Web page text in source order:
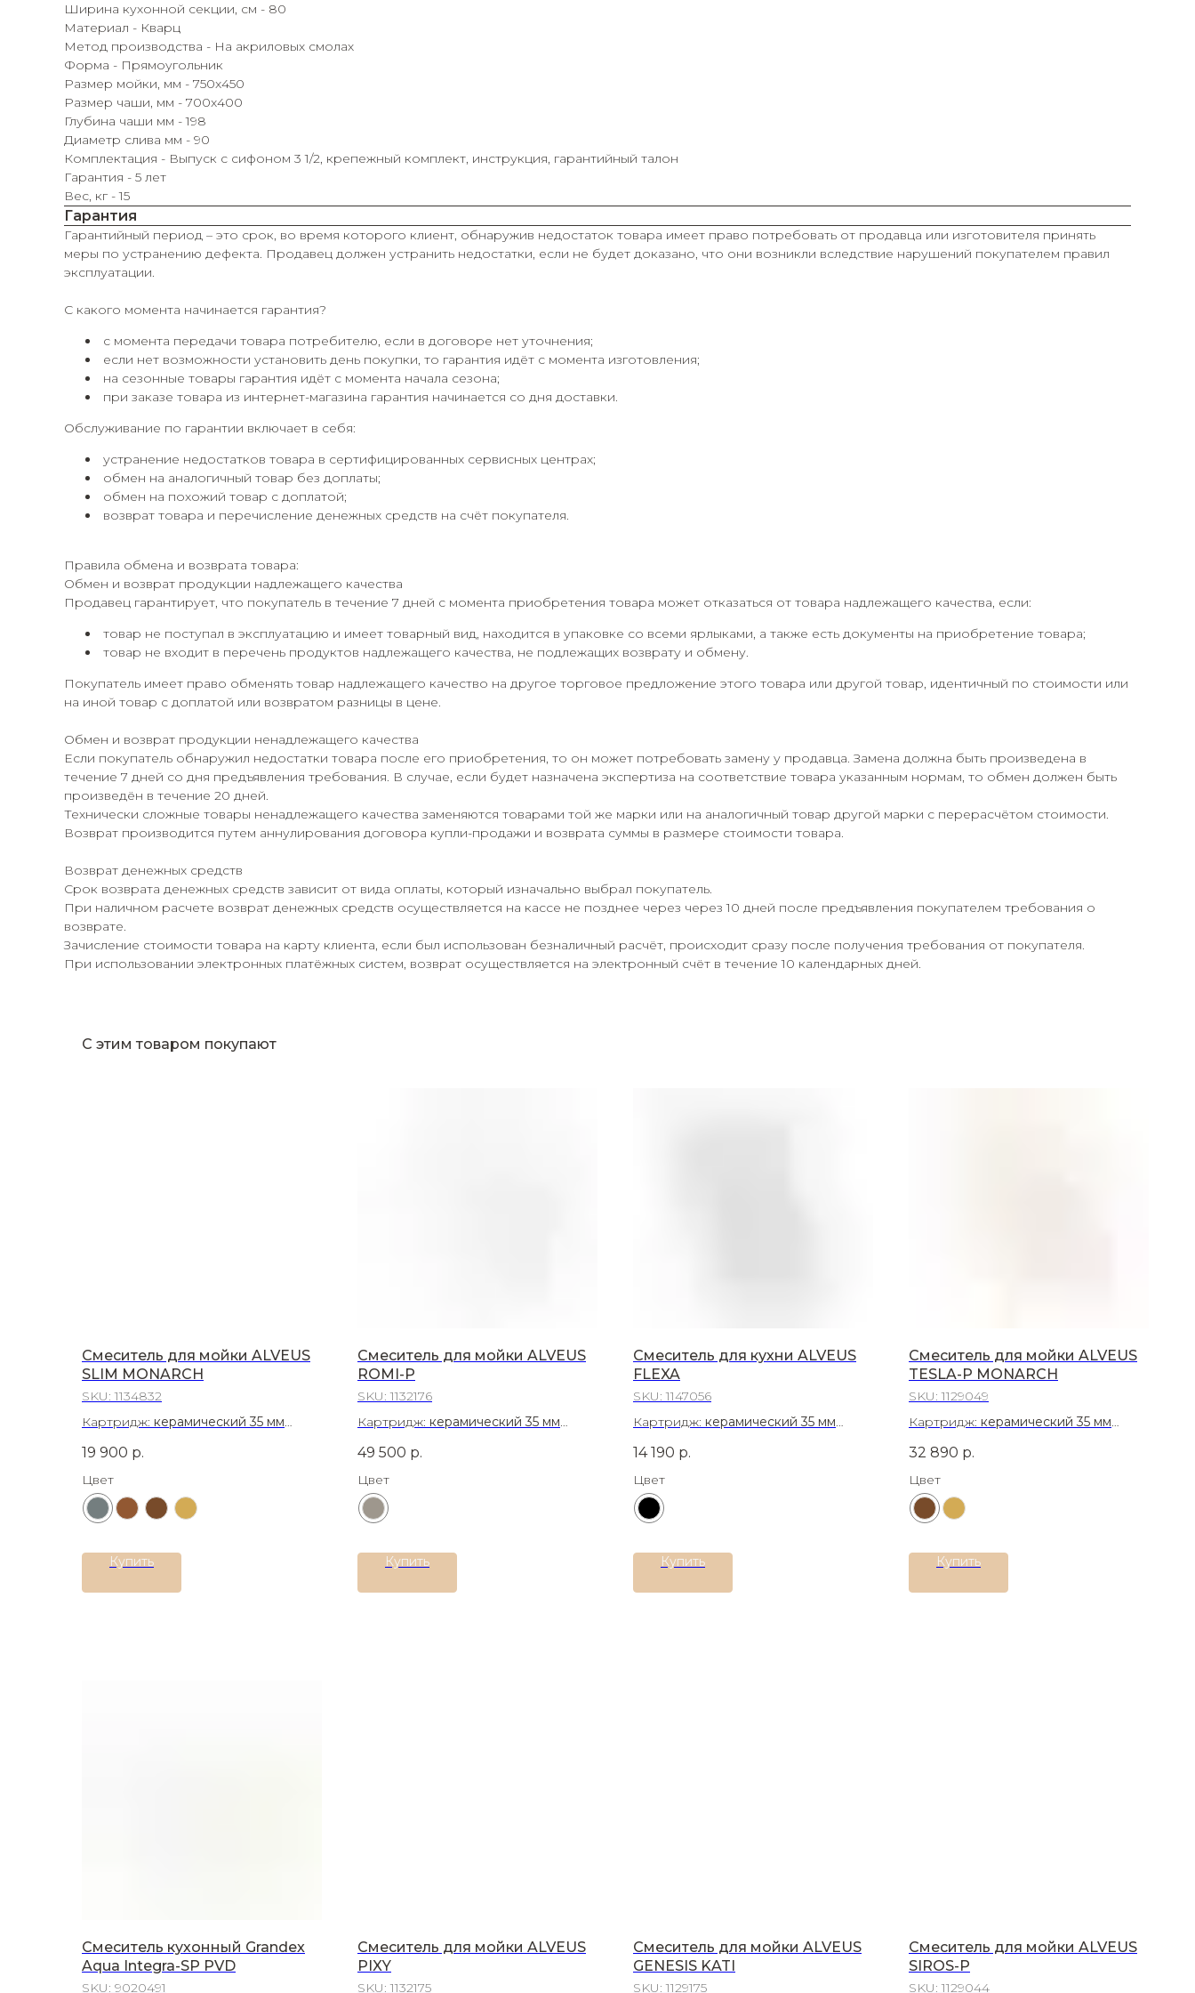
Ширина кухонной секции, см - 80
Материал - Кварц
Метод производства - На акриловых смолах
Форма - Прямоугольник
Размер мойки, мм - 750x450
Размер чаши, мм - 700x400
Глубина чаши мм - 198
Диаметр слива мм - 90
Комплектация - Выпуск с сифоном 3 1/2, крепежный комплект, инструкция, гарантийный талон
Гарантия - 5 лет
Вес, кг - 15
Гарантия
Гарантийный период – это срок, во время которого клиент, обнаружив недостаток товара имеет право потребовать от продавца или изготовителя принять
меры по устранению дефекта. Продавец должен устранить недостатки, если не будет доказано, что они возникли вследствие нарушений покупателем правил
эксплуатации.
С какого момента начинается гарантия?
с момента передачи товара потребителю, если в договоре нет уточнения;
если нет возможности установить день покупки, то гарантия идёт с момента изготовления;
на сезонные товары гарантия идёт с момента начала сезона;
при заказе товара из интернет-магазина гарантия начинается со дня доставки.
Обслуживание по гарантии включает в себя:
устранение недостатков товара в сертифицированных сервисных центрах;
обмен на аналогичный товар без доплаты;
обмен на похожий товар с доплатой;
возврат товара и перечисление денежных средств на счёт покупателя.
Правила обмена и возврата товара:
Обмен и возврат продукции надлежащего качества
Продавец гарантирует, что покупатель в течение 7 дней с момента приобретения товара может отказаться от товара надлежащего качества, если:
товар не поступал в эксплуатацию и имеет товарный вид, находится в упаковке со всеми ярлыками, а также есть документы на приобретение товара;
товар не входит в перечень продуктов надлежащего качества, не подлежащих возврату и обмену.
Покупатель имеет право обменять товар надлежащего качество на другое торговое предложение этого товара или другой товар, идентичный по стоимости или
на иной товар с доплатой или возвратом разницы в цене.
Обмен и возврат продукции ненадлежащего качества
Если покупатель обнаружил недостатки товара после его приобретения, то он может потребовать замену у продавца. Замена должна быть произведена в
течение 7 дней со дня предъявления требования. В случае, если будет назначена экспертиза на соответствие товара указанным нормам, то обмен должен быть
произведён в течение 20 дней.
Технически сложные товары ненадлежащего качества заменяются товарами той же марки или на аналогичный товар другой марки с перерасчётом стоимости.
Возврат производится путем аннулирования договора купли-продажи и возврата суммы в размере стоимости товара.
Возврат денежных средств
Срок возврата денежных средств зависит от вида оплаты, который изначально выбрал покупатель.
При наличном расчете возврат денежных средств осуществляется на кассе не позднее через через 10 дней после предъявления покупателем требования о
возврате.
Зачисление стоимости товара на карту клиента, если был использован безналичный расчёт, происходит сразу после получения требования от покупателя.
При использовании электронных платёжных систем, возврат осуществляется на электронный счёт в течение 10 календарных дней.
С этим товаром покупают
Смеситель для мойки ALVEUS
SLIM MONARCH
SKU: 1134832
Картридж: керамический 35 мм
19 900 р.
Цвет
Купить
Смеситель для мойки ALVEUS
ROMI-P
SKU: 1132176
Картридж: керамический 35 мм
49 500 р.
Цвет
Купить
Смеситель для кухни ALVEUS
FLEXA
SKU: 1147056
Картридж: керамический 35 мм
14 190 р.
Цвет
Купить
Смеситель для мойки ALVEUS
TESLA-P MONARCH
SKU: 1129049
Картридж: керамический 35 мм
32 890 р.
Цвет
Купить
Смеситель кухонный Grandex
Aqua Integra-SP PVD
SKU: 9020491
Смеситель для мойки ALVEUS
PIXY
SKU: 1132175
Смеситель для мойки ALVEUS
GENESIS KATI
SKU: 1129175
Смеситель для мойки ALVEUS
SIROS-P
SKU: 1129044